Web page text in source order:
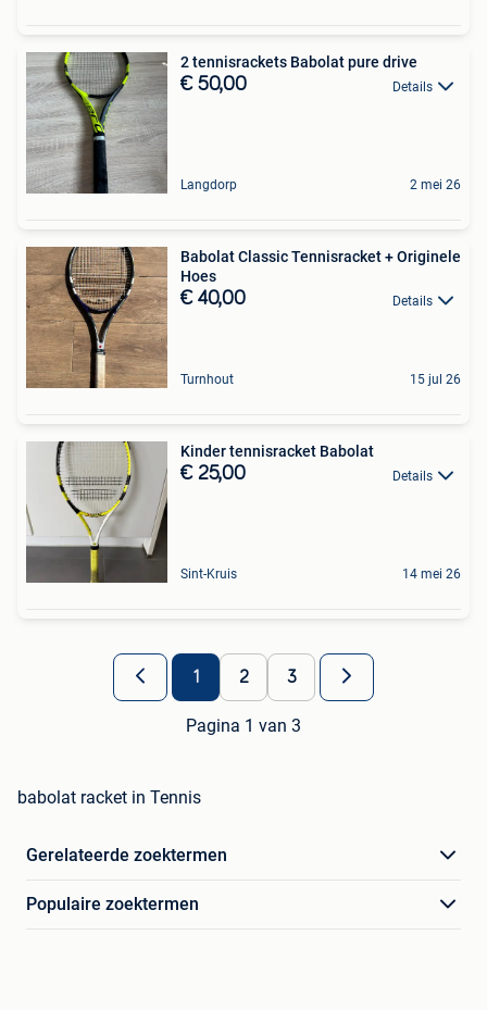
2 tennisrackets Babolat pure drive
€ 50,00 Details
Langdorp 2 mei 26
Babolat Classic Tennisracket + Originele
Hoes
€ 40,00 Details
Turnhout 15 jul 26
Kinder tennisracket Babolat
€ 25,00 Details
Sint-Kruis 14 mei 26
1 2 3
Pagina 1 van 3
babolat racket in Tennis
Gerelateerde zoektermen
Populaire zoektermen